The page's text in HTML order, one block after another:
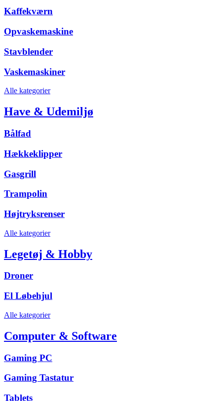
Kaffekværn
Opvaskemaskine
Stavblender
Vaskemaskiner
Alle kategorier
Have & Udemiljø
Bålfad
Hækkeklipper
Gasgrill
Trampolin
Højtryksrenser
Alle kategorier
Legetøj & Hobby
Droner
El Løbehjul
Alle kategorier
Computer & Software
Gaming PC
Gaming Tastatur
Tablets